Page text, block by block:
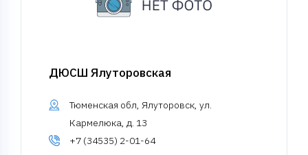
ДЮСШ Ялуторовская
Тюменская обл, Ялуторовск, ул.
Кармелюка, д. 13
+7 (34535) 2-01-64